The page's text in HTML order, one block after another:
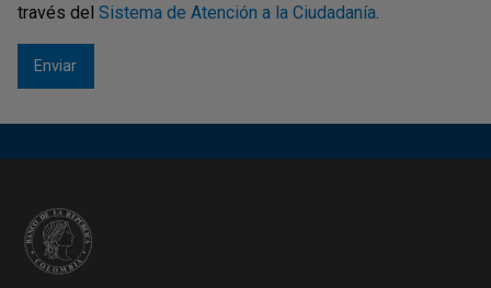
través del Sistema de Atención a la Ciudadanía.